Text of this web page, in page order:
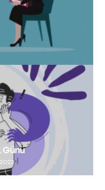
İstiyor?
Günü